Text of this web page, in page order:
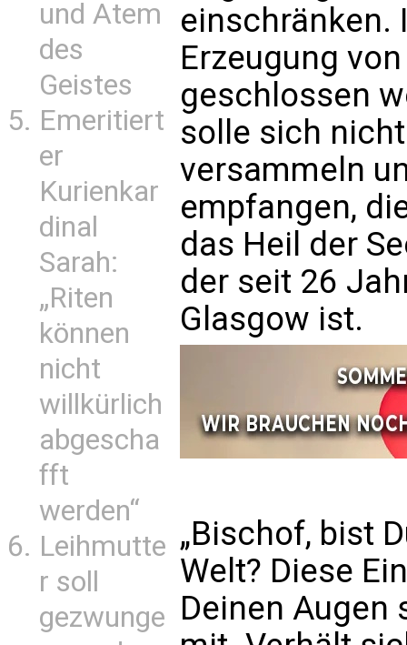
und Atem
des
Geistes
Emeritiert
er
Kurienkar
dinal
Sarah:
„Riten
können
nicht
willkürlich
abgescha
fft
werden“
Leihmutte
r soll
gezwunge
einschränken.
Erzeugung
geschlossen
solle sich
versammeln
empfangen,
das Heil der
der seit 26
Glasgow ist.
„Bischof, bist
Welt? Diese
Deinen Augen